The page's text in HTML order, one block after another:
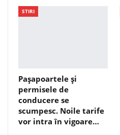
STIRI
Pașapoartele și
permisele de
conducere se
scumpesc. Noile tarife
vor intra în vigoare…